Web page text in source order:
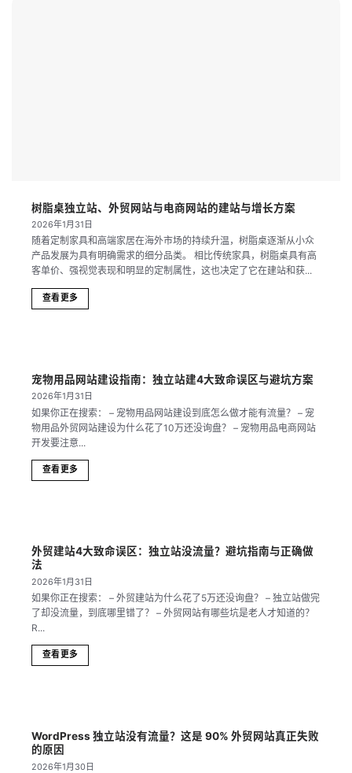
树脂桌独立站、外贸网站与电商网站的建站与增长方案
2026年1月31日
随着定制家具和高端家居在海外市场的持续升温，树脂桌逐渐从小众
产品发展为具有明确需求的细分品类。 相比传统家具，树脂桌具有高
客单价、强视觉表现和明显的定制属性，这也决定了它在建站和获...
查看更多
宠物用品网站建设指南：独立站建4大致命误区与避坑方案
2026年1月31日
如果你正在搜索： – 宠物用品网站建设到底怎么做才能有流量？ – 宠
物用品外贸网站建设为什么花了10万还没询盘？ – 宠物用品电商网站
开发要注意...
查看更多
外贸建站4大致命误区：独立站没流量？避坑指南与正确做
法
2026年1月31日
如果你正在搜索： – 外贸建站为什么花了5万还没询盘？ – 独立站做完
了却没流量，到底哪里错了？ – 外贸网站有哪些坑是老人才知道的？
R...
查看更多
WordPress 独立站没有流量？这是 90% 外贸网站真正失败
的原因
2026年1月30日